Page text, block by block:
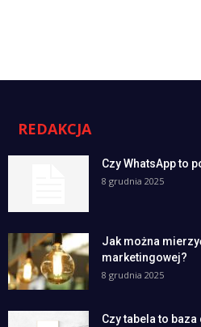
REDAKCJA
Czy WhatsApp to
8 grudnia 2025
Jak można
marketingowej?
8 grudnia 2025
Czy tabela to baza